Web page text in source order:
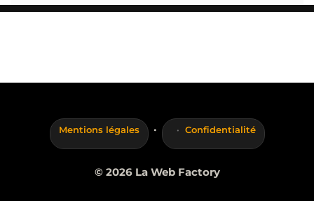
Mentions légales · Confidentialité
© 2026 La Web Factory